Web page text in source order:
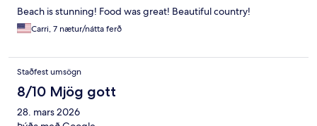
Beach is stunning! Food was great! Beautiful country!
Carri, 7 nætur/nátta ferð
Staðfest umsögn
8/10 Mjög gott
28. mars 2026